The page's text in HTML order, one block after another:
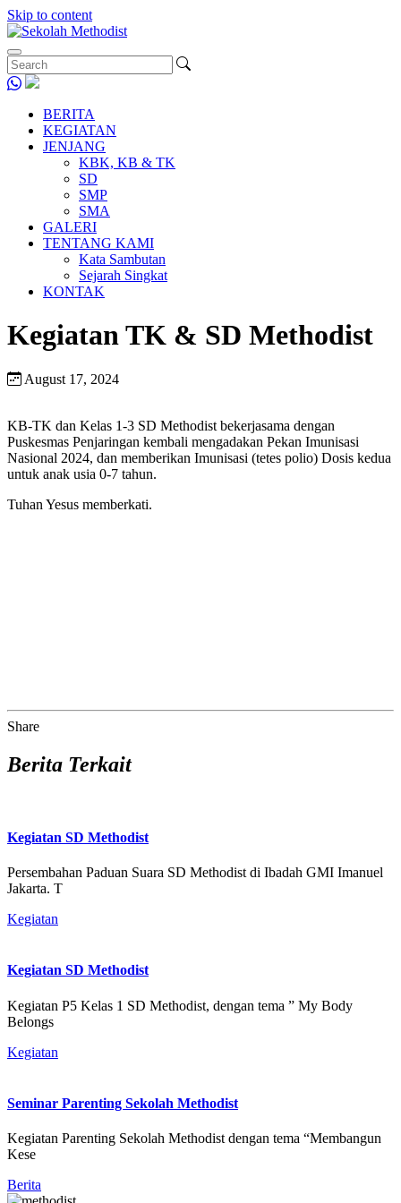
Skip to content
BERITA
KEGIATAN
JENJANG
KBK, KB & TK
SD
SMP
SMA
GALERI
TENTANG KAMI
Kata Sambutan
Sejarah Singkat
KONTAK
Kegiatan TK & SD Methodist
August 17, 2024
KB-TK dan Kelas 1-3 SD Methodist bekerjasama dengan
Puskesmas Penjaringan kembali mengadakan Pekan Imunisasi
Nasional 2024, dan memberikan Imunisasi (tetes polio) Dosis kedua
untuk anak usia 0-7 tahun.
Tuhan Yesus memberkati.
Share
Berita Terkait
Kegiatan SD Methodist
Persembahan Paduan Suara SD Methodist di Ibadah GMI Imanuel
Jakarta. T
Kegiatan
Kegiatan SD Methodist
Kegiatan P5 Kelas 1 SD Methodist, dengan tema ” My Body
Belongs
Kegiatan
Seminar Parenting Sekolah Methodist
Kegiatan Parenting Sekolah Methodist dengan tema “Membangun
Kese
Berita